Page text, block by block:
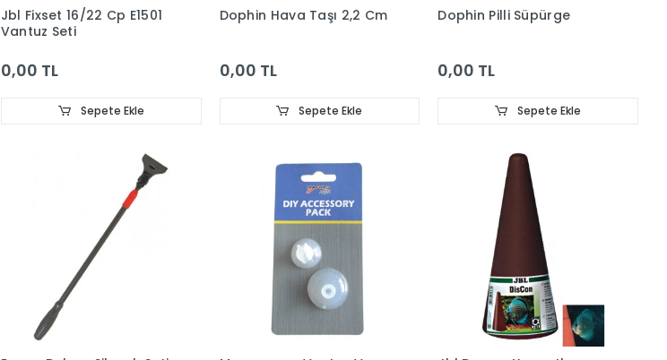
Jbl Fixset 16/22 Cp E1501
Vantuz Seti
0,00 TL
Sepete Ekle
Dophin Hava Taşı 2,2 Cm
0,00 TL
Sepete Ekle
Dophin Pilli Süpürge
0,00 TL
Sepete Ekle